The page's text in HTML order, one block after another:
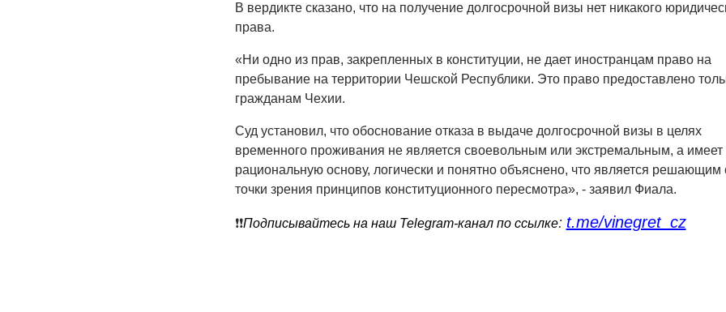
В вердикте сказано, что на получение долгосрочной визы нет никакого
права.
«Ни одно из прав, закрепленных в конституции, не дает иностранцам право на
пребывание на территории Чешской Республики. Это право предоставлено
гражданам Чехии.
Суд установил, что обоснование отказа в выдаче долгосрочной визы в целях
временного проживания не является своевольным или экстремальным, а имеет
рациональную основу, логически и понятно объяснено, что является решающим
точки зрения принципов конституционного пересмотра», - заявил Фиала.
❗️❗️Подписывайтесь на наш Telegram-канал по ссылке: t.me/vinegret_cz